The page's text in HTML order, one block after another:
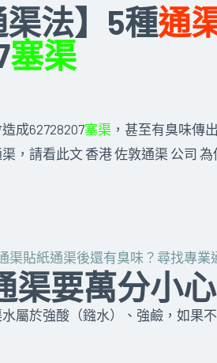
法】5種通
塞渠
成62728207塞渠 ，甚至有臭味傳
，請看此文 香港 佐敦通渠 公司
渠貼紙通渠後還有臭味？尋找專業
渠要萬分小心
屬於強酸（鏹水）、強鹼，如果